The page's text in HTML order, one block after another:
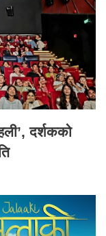
दर्शकको